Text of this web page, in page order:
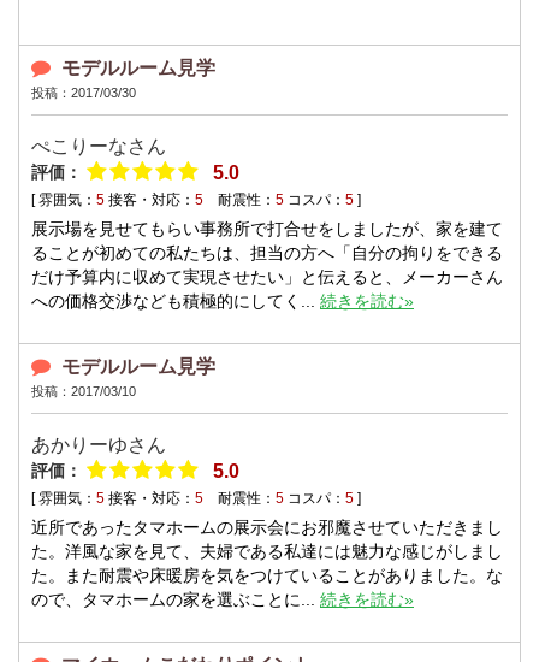
モデルルーム見学
投稿：2017/03/30
ぺこりーなさん
評価： 5.0
[ 雰囲気： 5 接客・対応： 5 耐震性： 5 コスパ： 5 ]
展示場を見せてもらい事務所で打合せをしましたが、家を建て
ることが初めての私たちは、担当の方へ「自分の拘りをできる
だけ予算内に収めて実現させたい」と伝えると、メーカーさん
への価格交渉なども積極的にしてく... 続きを読む»
モデルルーム見学
投稿：2017/03/10
あかりーゆさん
評価： 5.0
[ 雰囲気： 5 接客・対応： 5 耐震性： 5 コスパ： 5 ]
近所であったタマホームの展示会にお邪魔させていただきまし
た。洋風な家を見て、夫婦である私達には魅力な感じがしまし
た。また耐震や床暖房を気をつけていることがありました。な
ので、タマホームの家を選ぶことに... 続きを読む»